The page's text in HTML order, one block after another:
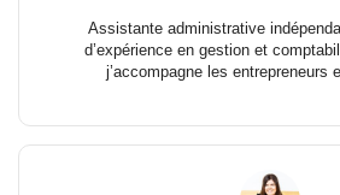
Assistante administrative
d’expérience en gestion et
j’accompagne les entrepreneurs